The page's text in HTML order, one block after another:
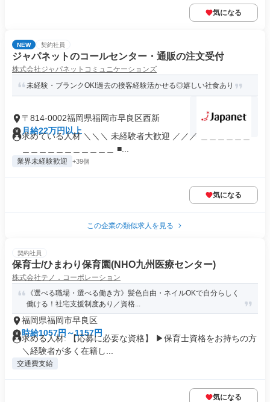
気になる
NEW 契約社員
ジャパネットのコールセンター・通販の注文受付
株式会社ジャパネットコミュニケーションズ
未経験・ブランクOK!過去の接客経験活かせる◎嬉しい社食あり
〒814-0002福岡県福岡市早良区西新
月給22万円以上
求めている人材 ＼＼＼ 未経験者大歓迎 ／／／ ＿＿＿＿＿＿
＿＿＿＿＿＿＿＿＿＿＿ ■...
業界未経験歓迎 +39個
気になる
この企業の類似求人を見る
契約社員
保育士/ひまわり保育園(NHO九州医療センター)
株式会社テノ．コーポレーション
《選べる職場・選べる働き方》髪色自由・ネイルOKで自分らしく
働ける！社宅支援制度あり／資格...
福岡県福岡市早良区
時給1057円～1157円
求める人材: 【応募に必要な資格】 ▶保育士資格をお持ちの方
＼経験者が多く在籍し...
交通費支給
気になる